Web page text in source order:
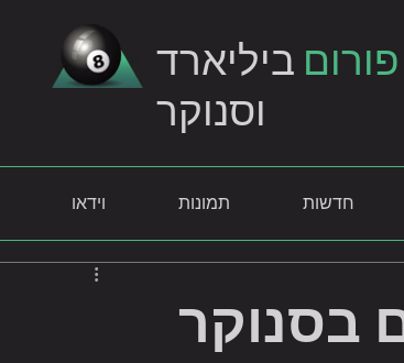
פורום ביליארד
וסנוקר
חדשות תמונות וידאו
בסנוקר